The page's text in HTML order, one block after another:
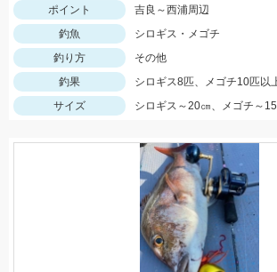
ポイント
吉良～西浦周辺
釣魚
シロギス・メゴチ
釣り方
その他
釣果
シロギス8匹、メゴチ10匹以
サイズ
シロギス～20㎝、メゴチ～